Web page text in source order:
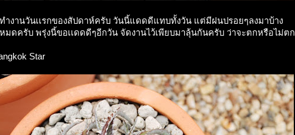
ำงานวันเเรกของสัปดาห์ครับ วันนี้แดดดีแทบทั้งวัน แต่มีฝนปรอยๆลงมาบ้าง
มดครับ พรุ่งนี้ขอเเดดดีๆอีกวัน จัดงานไว้เพียบมาลุ้นกันครับ ว่าจะตกหรือไม่ตก
Star